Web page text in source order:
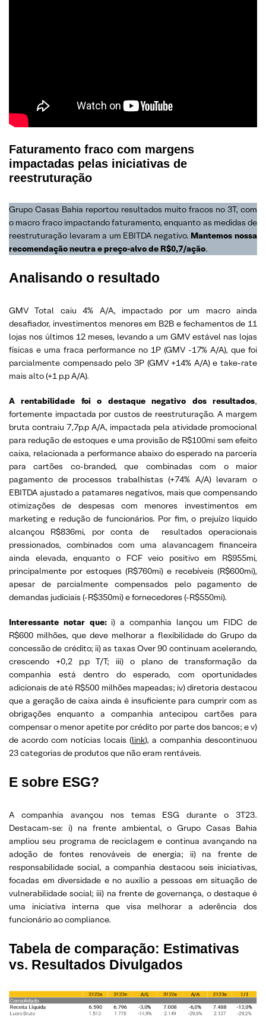
Faturamento fraco com margens
impactadas pelas iniciativas de
reestruturação
Grupo Casas Bahia reportou resultados muito fracos no 3T, com
o macro fraco impactando faturamento, enquanto as medidas de
reestruturação levaram a um EBITDA negativo. Mantemos nossa
recomendação neutra e preço-alvo de R$0,7/ação.
Analisando o resultado
GMV Total caiu 4% A/A, impactado por um macro ainda
desafiador, investimentos menores em B2B e fechamentos de 11
lojas nos últimos 12 meses, levando a um GMV estável nas lojas
físicas e uma fraca performance no 1P (GMV -17% A/A), que foi
parcialmente compensado pelo 3P (GMV +14% A/A) e take-rate
mais alto (+1 p.p A/A).
A rentabilidade foi o destaque negativo dos resultados,
fortemente impactada por custos de reestruturação. A margem
bruta contraiu 7,7p.p A/A, impactada pela atividade promocional
para redução de estoques e uma provisão de R$100mi sem efeito
caixa, relacionada a performance abaixo do esperado na parceria
para cartões co-branded, que combinadas com o maior
pagamento de processos trabalhistas (+74% A/A) levaram o
EBITDA ajustado a patamares negativos, mais que compensando
otimizações de despesas com menores investimentos em
marketing e redução de funcionários. Por fim, o prejuízo líquido
alcançou R$836mi, por conta de resultados operacionais
pressionados, combinados com uma alavancagem financeira
ainda elevada, enquanto o FCF veio positivo em R$955mi,
principalmente por estoques (R$760mi) e recebíveis (R$600mi),
apesar de parcialmente compensados pelo pagamento de
demandas judiciais (-R$350mi) e fornecedores (-R$550mi).
Interessante notar que:i) a companhia lançou um FIDC de
R$600 milhões, que deve melhorar a flexibilidade do Grupo da
concessão de crédito; ii) as taxas Over 90 continuam acelerando,
crescendo +0,2 p.p T/T; iii) o plano de transformação da
companhia está dentro do esperado, com oportunidades
adicionais de até R$500 milhões mapeadas; iv) diretoria destacou
que a geração de caixa ainda é insuficiente para cumprir com as
obrigações enquanto a companhia antecipou cartões para
compensar o menor apetite por crédito por parte dos bancos; e v)
de acordo com notícias locais (link), a companhia descontinuou
23 categorias de produtos que não eram rentáveis.
E sobre ESG?
A companhia avançou nos temas ESG durante o 3T23.
Destacam-se: i) na frente ambiental, o Grupo Casas Bahia
ampliou seu programa de reciclagem e continua avançando na
adoção de fontes renováveis de energia; ii) na frente de
responsabilidade social, a companhia destacou seis iniciativas,
focadas em diversidade e no auxílio a pessoas em situação de
vulnerabilidade social; iii) na frente de governança, o destaque é
uma iniciativa interna que visa melhorar a aderência dos
funcionário ao compliance.
Tabela de comparação: Estimativas
vs. Resultados Divulgados